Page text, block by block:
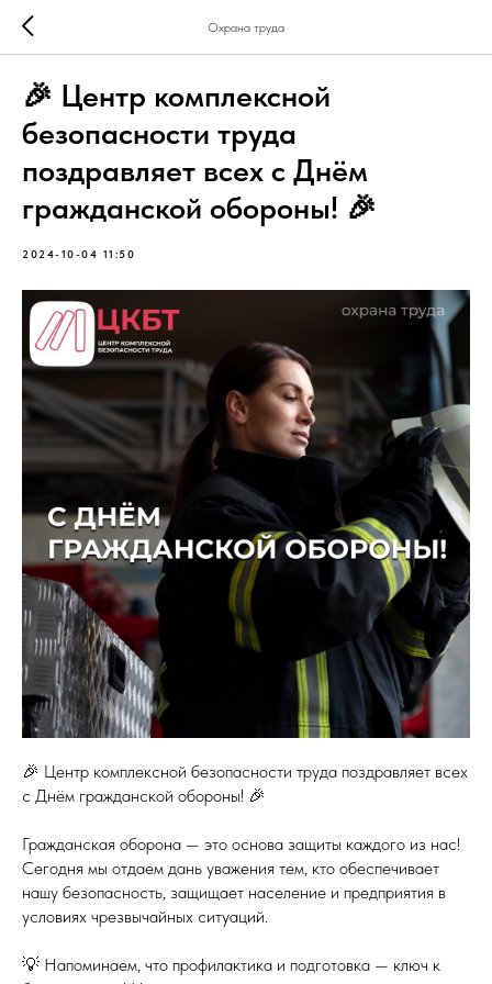
Охрана труда
🎉 Центр комплексной
безопасности труда
поздравляет всех с Днём
гражданской обороны! 🎉
2024-10-04 11:50
🎉 Центр комплексной безопасности труда поздравляет всех
с Днём гражданской обороны! 🎉
Гражданская оборона — это основа защиты каждого из нас!
Сегодня мы отдаем дань уважения тем, кто обеспечивает
нашу безопасность, защищает население и предприятия в
условиях чрезвычайных ситуаций.
💡 Напоминаем, что профилактика и подготовка — ключ к